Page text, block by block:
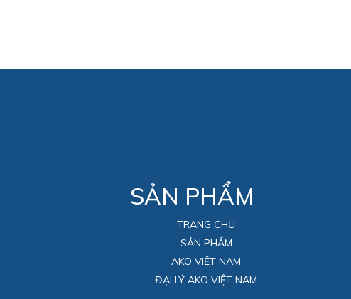
SẢN PHẨM
TRANG CHỦ
SẢN PHẨM
AKO VIỆT NAM
ĐẠI LÝ AKO VIỆT NAM